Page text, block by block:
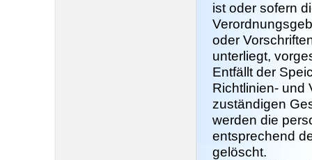
ist oder sofern
oder
unterliegt,
Entfällt der
Richtlinien- und
zuständigen
werden die
entsprechend
gelöscht.